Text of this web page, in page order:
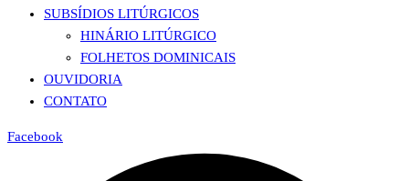
SUBSÍDIOS LITÚRGICOS
HINÁRIO LITÚRGICO
FOLHETOS DOMINICAIS
OUVIDORIA
CONTATO
Facebook